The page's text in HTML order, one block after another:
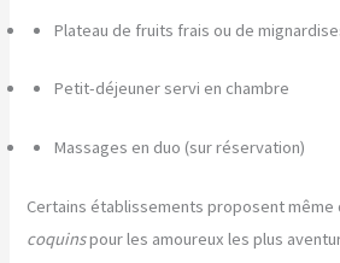
Plateau de fruits frais ou de
Petit-déjeuner servi en chambre
Massages en duo (sur réservation)
Certains établissements proposent même
coquinspour les amoureux les plus